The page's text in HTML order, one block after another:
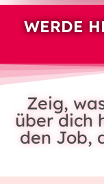
WERDE
Zeig,
über dich
den Job,